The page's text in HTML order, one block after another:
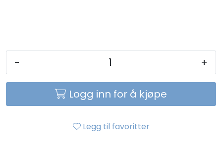
- +
Logg inn for å kjøpe
Legg til favoritter